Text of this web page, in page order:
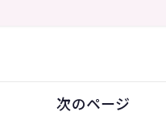
次のページ